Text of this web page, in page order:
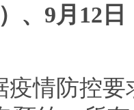
、9月12
疫情防控